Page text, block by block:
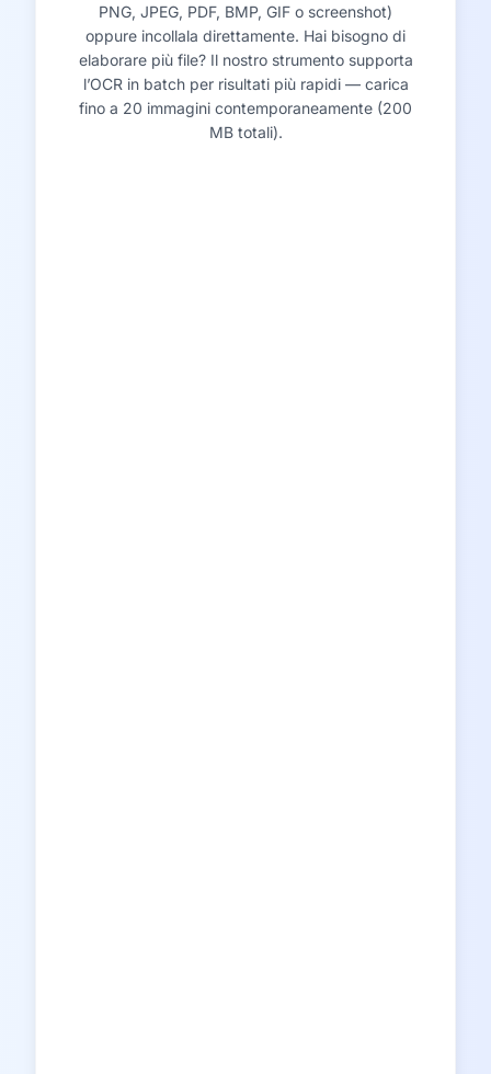
PNG, JPEG, PDF, BMP, GIF o screenshot)
oppure incollala direttamente. Hai bisogno di
elaborare più file? Il nostro strumento supporta
l’OCR in batch per risultati più rapidi — carica
fino a 20 immagini contemporaneamente (200
MB totali).